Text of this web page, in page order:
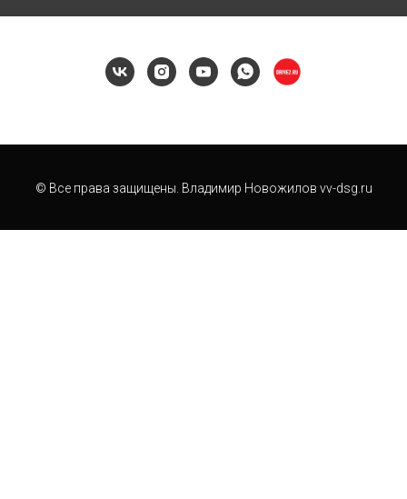
© Все права защищены. Владимир Новожилов vv-dsg.ru